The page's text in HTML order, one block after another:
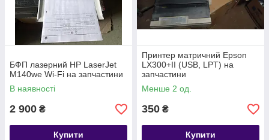
БФП лазерний HP LaserJet
M140we Wi-Fi на запчастини
В наявності
2 900 ₴
Купити
Принтер матричний Epson
LX300+II (USB, LPT) на
запчастини
Менше 2 од.
350 ₴
Купити